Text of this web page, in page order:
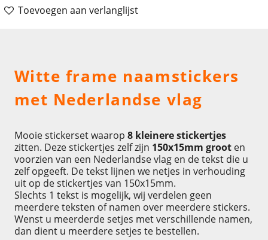
Toevoegen aan verlanglijst
Witte frame naamstickers
met Nederlandse vlag
Mooie stickerset waarop 8 kleinere stickertjes
zitten. Deze stickertjes zelf zijn 150x15mm grooten
voorzien van een Nederlandse vlag en de tekst die u
zelf opgeeft. De tekst lijnen we netjes in verhouding
uit op de stickertjes van 150x15mm.
Slechts 1 tekst is mogelijk, wij verdelen geen
meerdere teksten of namen over meerdere stickers.
Wenst u meerderde setjes met verschillende namen,
dan dient u meerdere setjes te bestellen.